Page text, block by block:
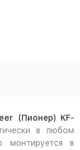
(Пионер) KF-
в любом
монтируется в